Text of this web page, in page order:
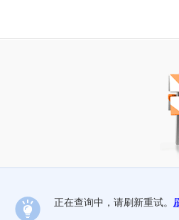
正在查询中，请刷新重试。